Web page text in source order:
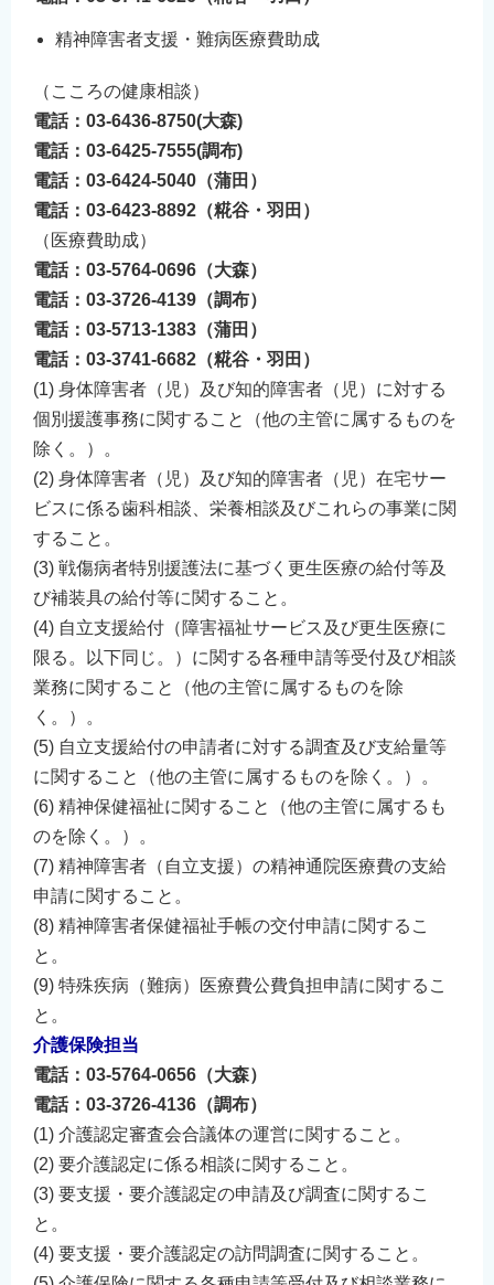
精神障害者支援・難病医療費助成
（こころの健康相談）
電話：03-6436-8750(大森)
電話：03-6425-7555(調布)
電話：03-6424-5040（蒲田）
電話：03-6423-8892（糀谷・羽田）
（医療費助成）
電話：03-5764-0696（大森）
電話：03-3726-4139（調布）
電話：03-5713-1383（蒲田）
電話：03-3741-6682（糀谷・羽田）
(1) 身体障害者（児）及び知的障害者（児）に対する
個別援護事務に関すること（他の主管に属するものを
除く。）。
(2) 身体障害者（児）及び知的障害者（児）在宅サー
ビスに係る歯科相談、栄養相談及びこれらの事業に関
すること。
(3) 戦傷病者特別援護法に基づく更生医療の給付等及
び補装具の給付等に関すること。
(4) 自立支援給付（障害福祉サービス及び更生医療に
限る。以下同じ。）に関する各種申請等受付及び相談
業務に関すること（他の主管に属するものを除
く。）。
(5) 自立支援給付の申請者に対する調査及び支給量等
に関すること（他の主管に属するものを除く。）。
(6) 精神保健福祉に関すること（他の主管に属するも
のを除く。）。
(7) 精神障害者（自立支援）の精神通院医療費の支給
申請に関すること。
(8) 精神障害者保健福祉手帳の交付申請に関するこ
と。
(9) 特殊疾病（難病）医療費公費負担申請に関するこ
と。
介護保険担当
電話：03-5764-0656（大森）
電話：03-3726-4136（調布）
(1) 介護認定審査会合議体の運営に関すること。
(2) 要介護認定に係る相談に関すること。
(3) 要支援・要介護認定の申請及び調査に関するこ
と。
(4) 要支援・要介護認定の訪問調査に関すること。